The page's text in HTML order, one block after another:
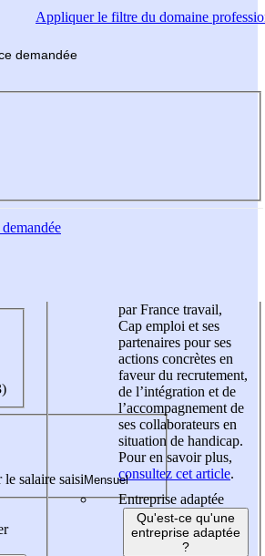
Appliquerle filtre du domaine
demandée
salaire saisi
par France travail,
Cap emploi et ses
partenaires pour ses
actions concrètes en
faveur du recrutement,
de l’intégration et de
l’accompagnement de
ses collaborateurs en
situation de handicap.
Pour en savoir plus,
consultez cet article.
Entreprise adaptée
Qu'est-ce qu'une
entreprise adaptée
?